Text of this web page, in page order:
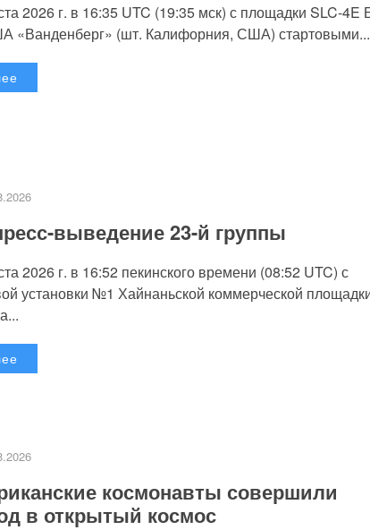
2026 г. в 16:35 UTC (19:35 мск) с площадки SLC-4E
«Ванденберг» (шт. Калифорния, США) стартовыми...
выведение 23-й группы
2026 г. в 16:52 пекинского времени (08:52 UTC) с
установки №1 Хайнаньской коммерческой
космонавты совершили
в открытый космос